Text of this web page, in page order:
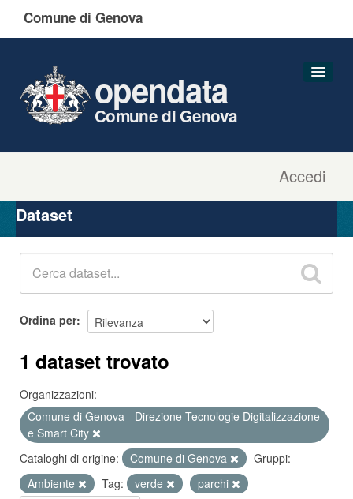
Comune di Genova
Accedi
opendata
Comune di Genova
Organizzazioni
Gruppi
Dataset
Ordina per
1 dataset trovato
Organizzazioni:
Comune di Genova - Direzione Tecnologie Digitalizzazione
e Smart City
Cataloghi di origine:
Comune di Genova
Gruppi:
Ambiente
Tag: verde
parchi